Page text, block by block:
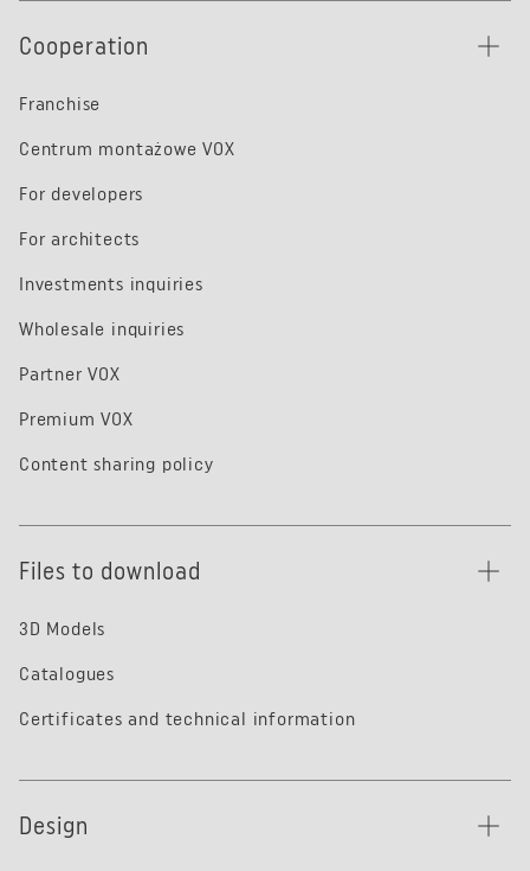
Cooperation
Franchise
Centrum montażowe VOX
For developers
For architects
Investments inquiries
Wholesale inquiries
Partner VOX
Premium VOX
Content sharing policy
Files to download
3D Models
Catalogues
Certificates and technical information
Design